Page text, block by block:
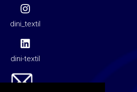
dini_textil
dini-textil